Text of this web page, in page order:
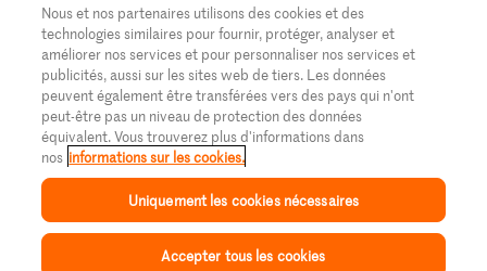
Inspiration Collection Recettes Mon Migusto
Simple & vite prêt
Apéritif
Préparations au four
Enfants & famille
Toutes les recettes
Tutoriels
Glossaire des ingrédients
Login Migusto
Magazine Migusto
Cuisiner avec Migusto
Service clientèle & contact
Publicité
Impressum
Mentions légales
Protection des données
Supermarché
Migros Online
À propos de Migros
Magasins
Cumulus
Migros Magazine
© 2026 La Fédération des coopératives Migros
DE FR IT
Nous et nos partenaires utilisons des cookies et des
technologies similaires pour fournir, protéger, analyser et
améliorer nos services et pour personnaliser nos services et
publicités, aussi sur les sites web de tiers. Les données
peuvent également être transférées vers des pays qui n'ont
peut-être pas un niveau de protection des données
équivalent. Vous trouverez plus d'informations dans
nos informations sur les cookies.
Uniquement les cookies nécessaires
Accepter tous les cookies